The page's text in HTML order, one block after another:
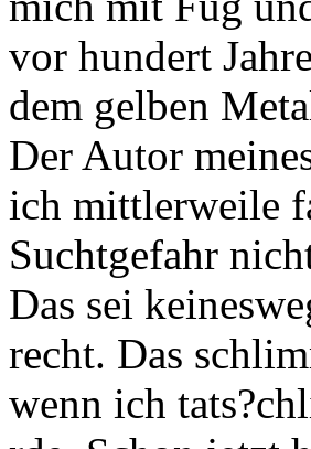
vor hundert
dem gelben
Der Autor
ich mittlerweile
Suchtgefahr
Das sei
recht. Das
wenn ich